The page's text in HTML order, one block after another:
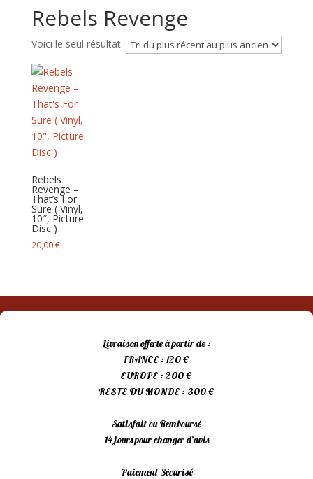
Rebels Revenge
Voici le seul résultat
Rebels
Revenge –
That’s For
Sure ( Vinyl,
10″, Picture
Disc )
20,00€
Livraison offerte à partir de :
FRANCE : 120 €
EUROPE : 200 €
RESTE DU MONDE : 300 €
Satisfait ou Remboursé
14 jours pour changer d’avis
Paiement Sécurisé